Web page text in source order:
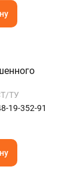
ТУ
19-352-91